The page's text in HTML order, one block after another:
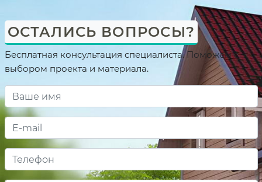
ОСТАЛИСЬ ВОПРОСЫ?
Бесплатная консультация специалиста. Поможем с
выбором проекта и материала.